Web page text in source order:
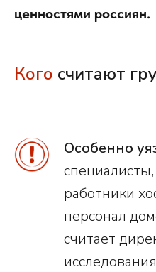
ценностями россиян.
Кого считают
Особенно
работники
персонал
считает